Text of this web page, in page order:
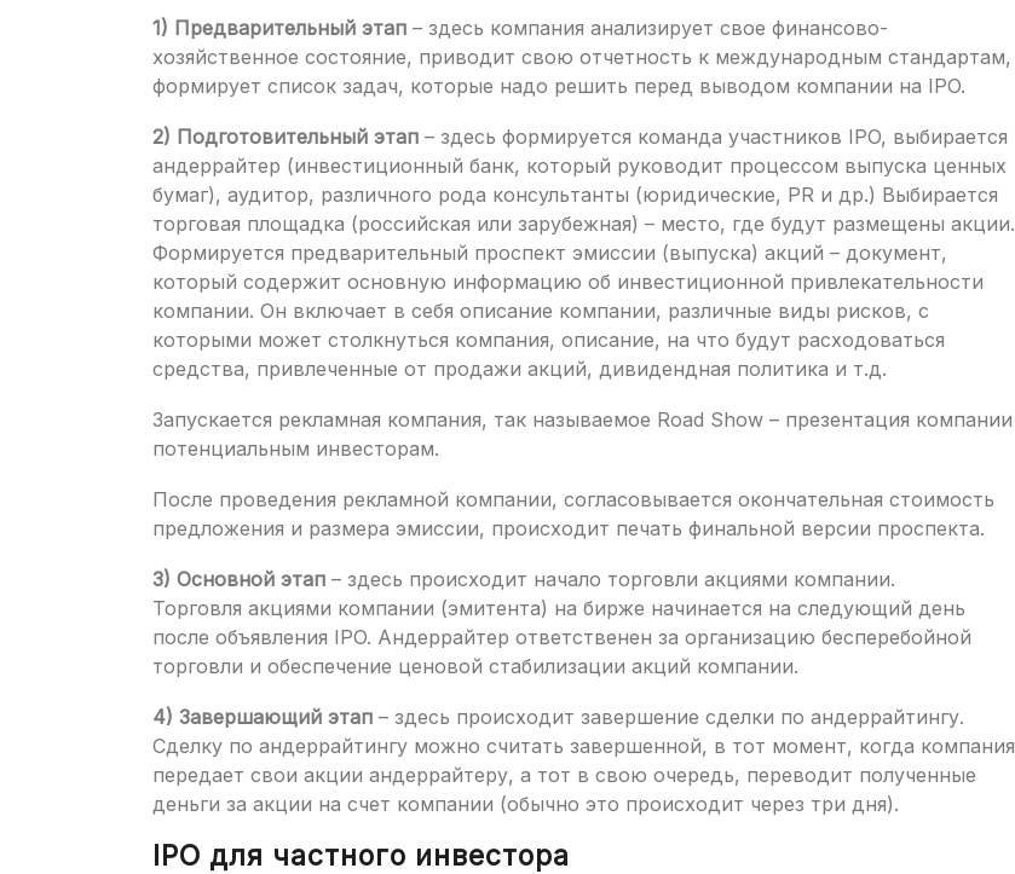
1) Предварительный этап – здесь компания анализирует свое финансово-
хозяйственное состояние, приводит свою отчетность к международным стандартам,
формирует список задач, которые надо решить перед выводом компании на IPO.
2) Подготовительный этап – здесь формируется команда участников IPO, выбирается
андеррайтер (инвестиционный банк, который руководит процессом выпуска ценных
бумаг), аудитор, различного рода консультанты (юридические, PR и др.) Выбирается
торговая площадка (российская или зарубежная) – место, где будут размещены акции.
Формируется предварительный проспект эмиссии (выпуска) акций – документ,
который содержит основную информацию об инвестиционной привлекательности
компании. Он включает в себя описание компании, различные виды рисков, с
которыми может столкнуться компания, описание, на что будут расходоваться
средства, привлеченные от продажи акций, дивидендная политика и т.д.
Запускается рекламная компания, так называемое Road Show – презентация компании
потенциальным инвесторам.
После проведения рекламной компании, согласовывается окончательная стоимость
предложения и размера эмиссии, происходит печать финальной версии проспекта.
3) Основной этап – здесь происходит начало торговли акциями компании.
Торговля акциями компании (эмитента) на бирже начинается на следующий день
после объявления IPO. Андеррайтер ответственен за организацию бесперебойной
торговли и обеспечение ценовой стабилизации акций компании.
4) Завершающий этап – здесь происходит завершение сделки по андеррайтингу.
Сделку по андеррайтингу можно считать завершенной, в тот момент, когда компания
передает свои акции андеррайтеру, а тот в свою очередь, переводит полученные
деньги за акции на счет компании (обычно это происходит через три дня).
IPO для частного инвестора